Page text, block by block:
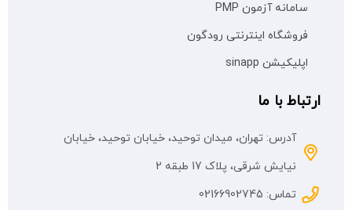
سامانه آزمون PMP
فروشگاه اینترنتی رودگون
اپلیکیشن sinapp
ارتباط با ما
آدرس: تهران، میدان توحید، خیابان توحید، خیابان
نیایش شرقی، پلاک 17 طبقه 2
تماس: 02166902745